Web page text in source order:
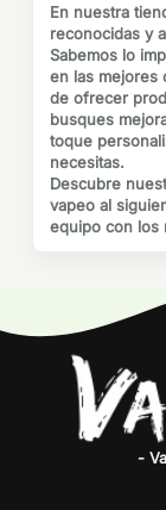
En nuestra
reconocidas y
Sabemos lo
en las mejores
de ofrecer
busques
toque
necesitas.
Descubre
vapeo al
equipo con los
-